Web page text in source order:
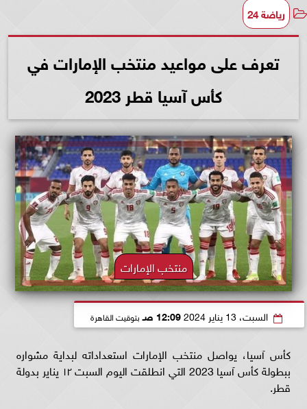
رياضة 24
تعرف على مواعيد منتخب الإمارات في
كأس آسيا قطر 2023
منتخب الإمارات
السبت، 13 يناير 2024 12:09 صـ بتوقيت القاهرة
كأس آسيا، يواصل منتخب الإمارات استعداداته لبداية مشواره
ببطولة كأس آسيا 2023 التي انطلقت اليوم السبت ١٢ يناير بدولة
قطر.